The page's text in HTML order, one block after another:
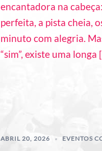
encantadora na
perfeita, a pista cheia,
minuto com alegria.
“sim”, existe uma longa
ABRIL 20, 2026 EVENTOS